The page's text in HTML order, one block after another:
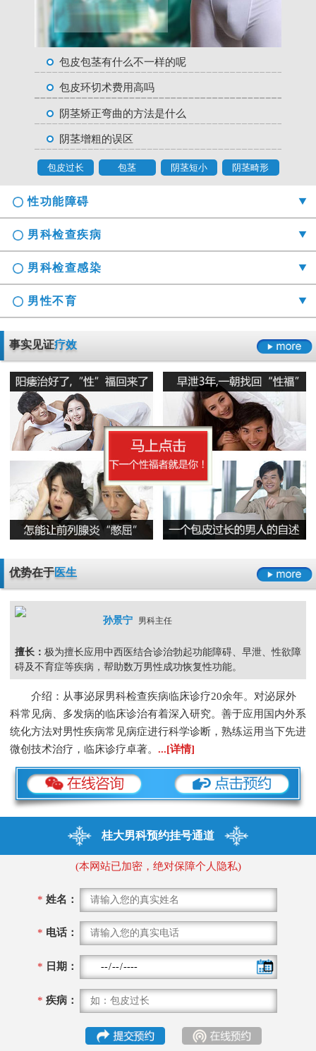
包皮包茎有什么不一样的呢
包皮环切术费用高吗
阴茎矫正弯曲的方法是什么
阴茎增粗的误区
包皮过长 包茎 阴茎短小 阴茎畸形
性功能障碍
勃起时间短硬度不够怎么办
男性阳痿会有哪些危害
早泄要严于律己
阳痿 早泄 不射精 勃起障碍
男科检查疾病
男科检查囊肿症状是什么
正确认识男科检查莫“误解”它
男科检查增生会影响性生活吗
男性男科检查灼痛是怎么回事
男科检查 男科检查增生 男科检查痛 男科检查囊肿
男科检查感染
龟头的异味什么导致的
男人睾丸胀痛的原因是什么
精囊炎有哪些危害呢
尿道炎是什么原因导致的
包皮龟头炎 尿道炎 睾丸炎 膀胱炎
男性不育
无精症的预防措施要怎么做呢
精子畸形率高的主要原因
弱精症有哪些常见的原因
少精症是又哪些疾病诱发出来的呢
事实见证疗效
优势在于医生
孙景宁 男科主任
擅长： 极为擅长应用中西医结合诊治勃起功能障碍、早泄、性欲障
碍及不育症等疾病，帮助数万男性成功恢复性功能。
介绍：从事泌尿男科检查疾病临床诊疗20余年。对泌尿外
科常见病、多发病的临床诊治有着深入研究。善于应用国内外系
统化方法对男性疾病常见病症进行科学诊断，熟练运用当下先进
微创技术治疗，临床诊疗卓著。 ...[详情]
桂大男科预约挂号通道
(本网站已加密，绝对保障个人隐私)
* 姓名：
* 电话：
* 日期：
* 疾病：